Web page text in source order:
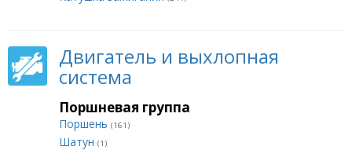
Двигатель и выхлопная
система
Поршневая группа
Поршень (161)
Шатун (1)